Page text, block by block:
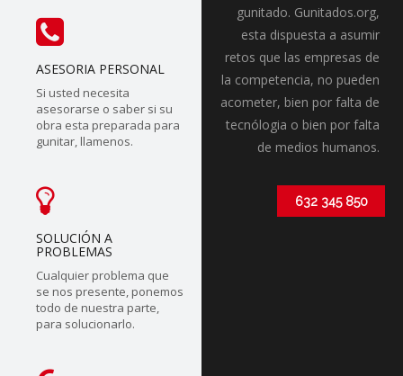
ASESORIA PERSONAL
Si usted necesita
asesorarse o saber si su
obra esta preparada para
gunitar, llamenos.
SOLUCIÓN A
PROBLEMAS
Cualquier problema que
se nos presente, ponemos
todo de nuestra parte,
para solucionarlo.
gunitado. Gunitados.org,
esta dispuesta a asumir
retos que las empresas de
la competencia, no pueden
acometer, bien por falta de
tecnólogia o bien por falta
de medios humanos.
632 345 850